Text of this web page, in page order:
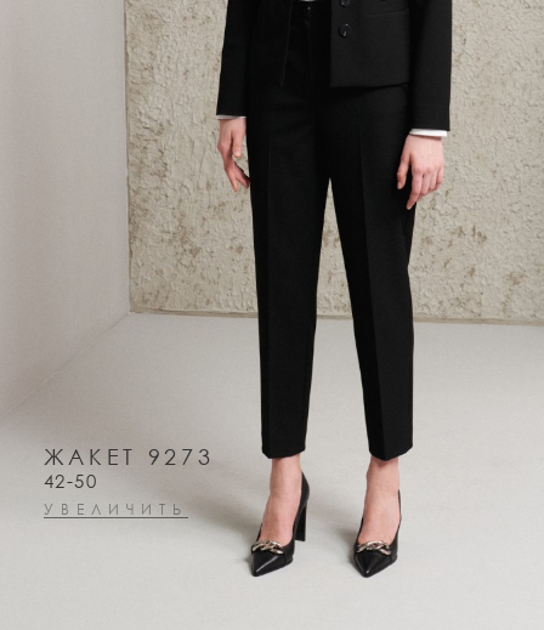
ЖАКЕТ 9273
42-50
УВЕЛИЧИТЬ